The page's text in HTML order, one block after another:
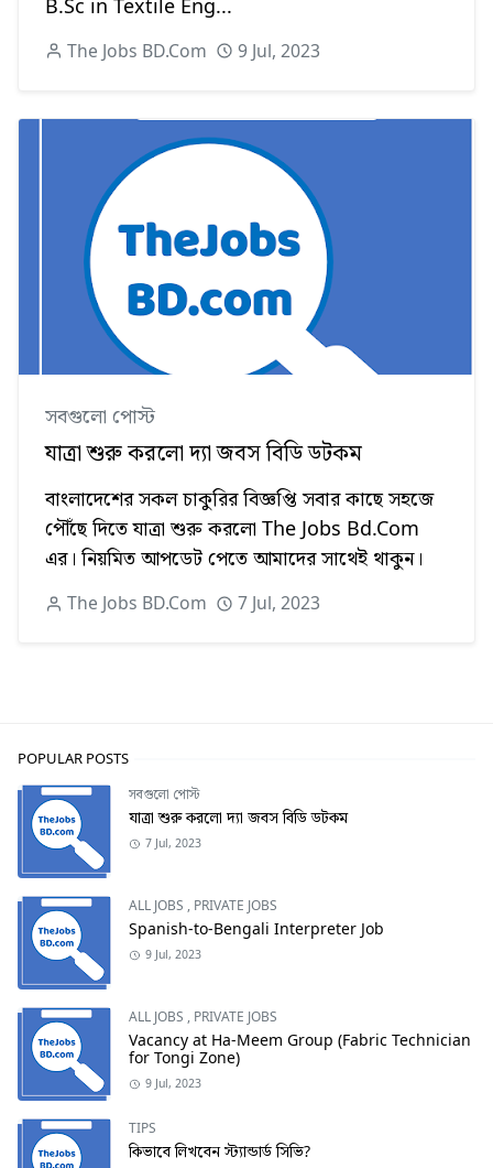
The Jobs BD.Com 9 Jul, 2023
সবগুলো পোস্ট
যাত্রা শুরু করলো দ্যা জবস বিডি ডটকম
বাংলাদেশের সকল চাকুরির বিজ্ঞপ্তি সবার কাছে সহজে
পৌঁছে দিতে যাত্রা শুরু করলো The Jobs Bd.Com
এর। নিয়মিত আপডেট পেতে আমাদের সাথেই থাকুন।
The Jobs BD.Com 7 Jul, 2023
POPULAR POSTS
সবগুলো পোস্ট
যাত্রা শুরু করলো দ্যা জবস বিডি ডটকম
7 Jul, 2023
ALL JOBS , PRIVATE JOBS
Spanish-to-Bengali Interpreter Job
9 Jul, 2023
ALL JOBS , PRIVATE JOBS
Vacancy at Ha-Meem Group (Fabric Technician
for Tongi Zone)
9 Jul, 2023
TIPS
কিভাবে লিখবেন স্ট্যান্ডার্ড সিভি?